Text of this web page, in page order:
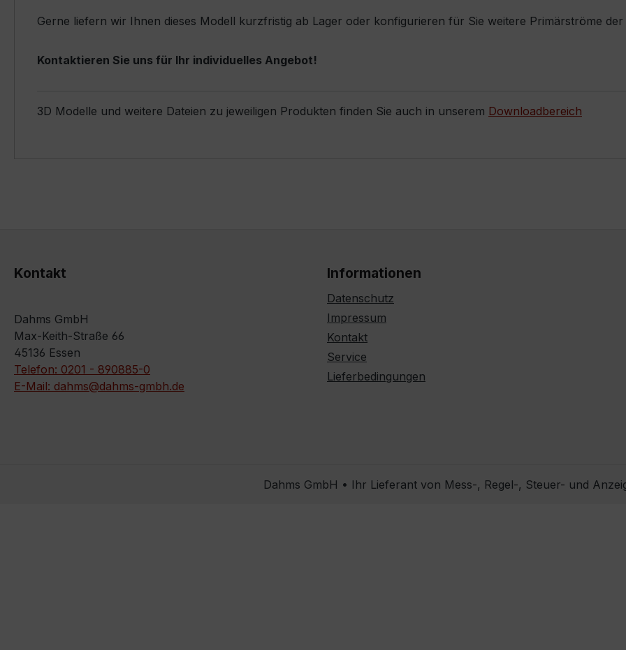
Gerne liefern wir Ihnen dieses Modell kurzfristig ab Lager oder konfigurieren für Sie weitere Primärströme der
Kontaktieren Sie uns für Ihr individuelles Angebot!
3D Modelle und weitere Dateien zu jeweiligen Produkten finden Sie auch in unserem Downloadbereich
Kontakt
Dahms GmbH
Max-Keith-Straße 66
45136 Essen
Telefon: 0201 - 890885-0
E-Mail: dahms@dahms-gmbh.de
Informationen
Datenschutz
Impressum
Kontakt
Service
Lieferbedingungen
Dahms GmbH • Ihr Lieferant von Mess-, Regel-, Steuer- und